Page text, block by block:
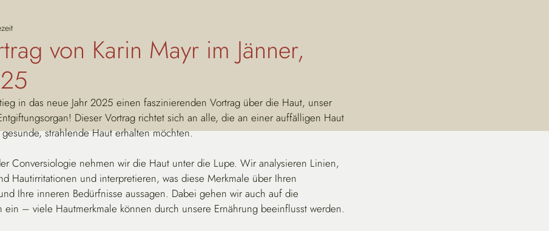
von Karin Mayr im Jänner,
in das neue Jahr 2025 einen faszinierenden Vortrag über die Haut, unser
Dieser Vortrag richtet sich an alle, die an einer auffälligen Haut
strahlende Haut erhalten möchten.
Conversiologie nehmen wir die Haut unter die Lupe. Wir analysieren Linien,
Hautirritationen und interpretieren, was diese Merkmale über Ihren
Ihre inneren Bedürfnisse aussagen. Dabei gehen wir auch auf die
ein – viele Hautmerkmale können durch unsere Ernährung beeinflusst werden.